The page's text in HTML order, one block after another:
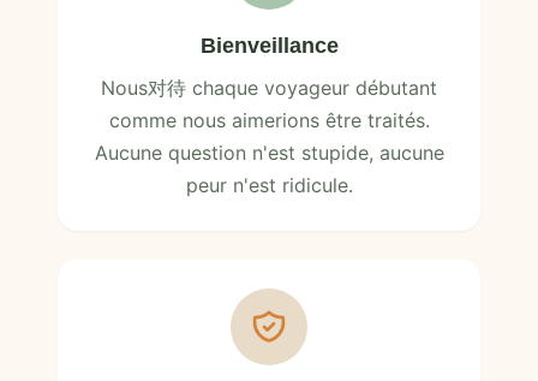
Bienveillance
Nous对待 chaque voyageur débutant
comme nous aimerions être traités.
Aucune question n'est stupide, aucune
peur n'est ridicule.